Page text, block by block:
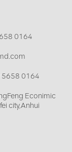
0164
0164
Econimic
city,Anhui